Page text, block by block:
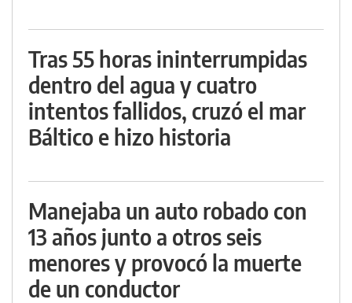
Tras 55 horas ininterrumpidas
dentro del agua y cuatro
intentos fallidos, cruzó el mar
Báltico e hizo historia
Manejaba un auto robado con
13 años junto a otros seis
menores y provocó la muerte
de un conductor